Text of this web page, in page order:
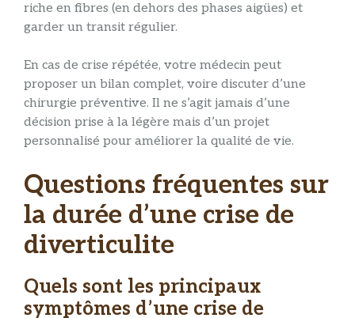
riche en fibres (en dehors des phases aigües) et
garder un transit régulier.
En cas de crise répétée, votre médecin peut
proposer un bilan complet, voire discuter d’une
chirurgie préventive. Il ne s’agit jamais d’une
décision prise à la légère mais d’un projet
personnalisé pour améliorer la qualité de vie.
Questions fréquentes sur
la durée d’une crise de
diverticulite
Quels sont les principaux
symptômes d’une crise de